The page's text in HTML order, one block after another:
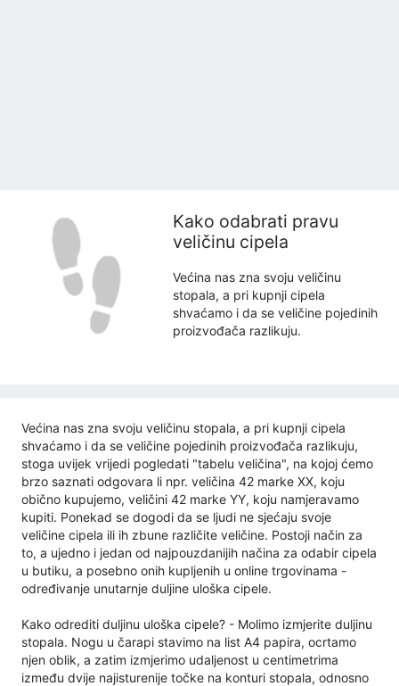
Kako odabrati pravu
veličinu cipela
Većina nas zna svoju veličinu
stopala, a pri kupnji cipela
shvaćamo i da se veličine pojedinih
proizvođača razlikuju.
Većina nas zna svoju veličinu stopala, a pri kupnji cipela
shvaćamo i da se veličine pojedinih proizvođača razlikuju,
stoga uvijek vrijedi pogledati "tabelu veličina", na kojoj ćemo
brzo saznati odgovara li npr. veličina 42 marke XX, koju
obično kupujemo, veličini 42 marke YY, koju namjeravamo
kupiti. Ponekad se dogodi da se ljudi ne sjećaju svoje
veličine cipela ili ih zbune različite veličine. Postoji način za
to, a ujedno i jedan od najpouzdanijih načina za odabir cipela
u butiku, a posebno onih kupljenih u online trgovinama -
određivanje unutarnje duljine uloška cipele.
Kako odrediti duljinu uloška cipele? - Molimo izmjerite duljinu
stopala. Nogu u čarapi stavimo na list A4 papira, ocrtamo
njen oblik, a zatim izmjerimo udaljenost u centimetrima
između dvije najisturenije točke na konturi stopala, odnosno